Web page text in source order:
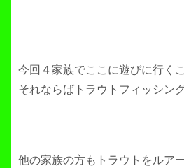
今回４家族でここに遊びに行く
それならばトラウトフィッシン
他の家族の方もトラウトをルア